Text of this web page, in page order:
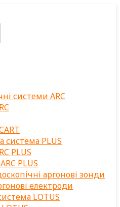
системи ARC
система PLUS
PLUS
PLUS
аргонові зонди
електроди
LOTUS